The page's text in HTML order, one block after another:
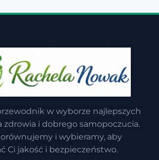
w wyborze najlepszych
i dobrego samopoczucia.
i wybieramy, aby
Ci jakość i bezpieczeństwo.